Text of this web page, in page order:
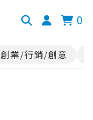
0
創業/行銷/創意